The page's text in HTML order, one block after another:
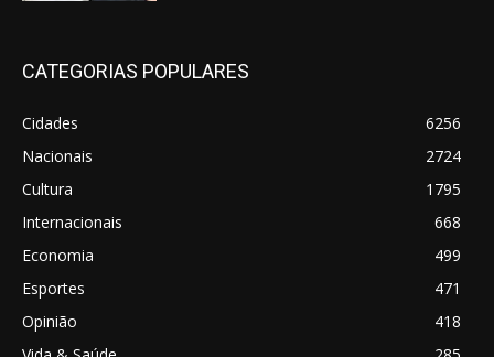
CATEGORIAS POPULARES
Cidades
6256
Nacionais
2724
Cultura
1795
Internacionais
668
Economia
499
Esportes
471
Opinião
418